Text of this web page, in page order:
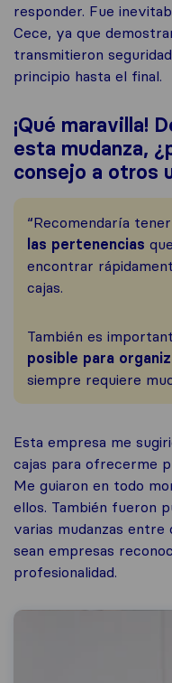
responder. Fue
Cece, ya que
transmitieron
principio hasta el final.
¡Qué maravilla!
esta mudanza,
consejo a otros
“Recomendaría tener
las pertenencias
encontrar
cajas.
También es
posible para
siempre requiere
Esta empresa me
cajas para ofrecerme
Me guiaron en todo
ellos. También fueron
varias mudanzas
sean empresas
profesionalidad.